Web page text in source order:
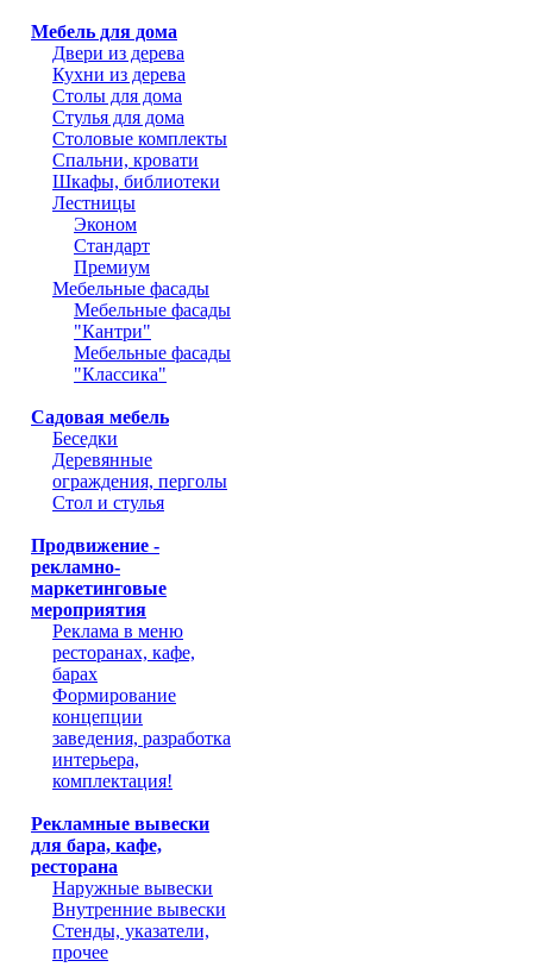
Мебель для дома
Двери из дерева
Кухни из дерева
Столы для дома
Стулья для дома
Столовые комплекты
Спальни, кровати
Шкафы, библиотеки
Лестницы
Эконом
Стандарт
Премиум
Мебельные фасады
Мебельные фасады
"Кантри"
Мебельные фасады
"Классика"
Садовая мебель
Беседки
Деревянные
ограждения, перголы
Стол и стулья
Продвижение -
рекламно-
маркетинговые
мероприятия
Реклама в меню
ресторанах, кафе,
барах
Формирование
концепции
заведения, разработка
интерьера,
комплектация!
Рекламные вывески
для бара, кафе,
ресторана
Наружные вывески
Внутренние вывески
Стенды, указатели,
прочее